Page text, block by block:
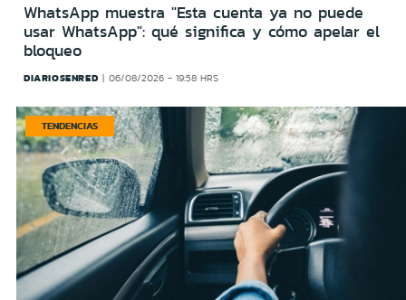
WhatsApp muestra "Esta cuenta ya no puede
usar WhatsApp": qué significa y cómo apelar el
bloqueo
DIARIOSENRED 06/08/2026 - 19:58 HRS
TENDENCIAS